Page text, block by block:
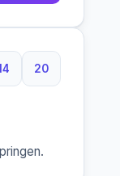
14 Buchstaben
20
20 Buchstaben